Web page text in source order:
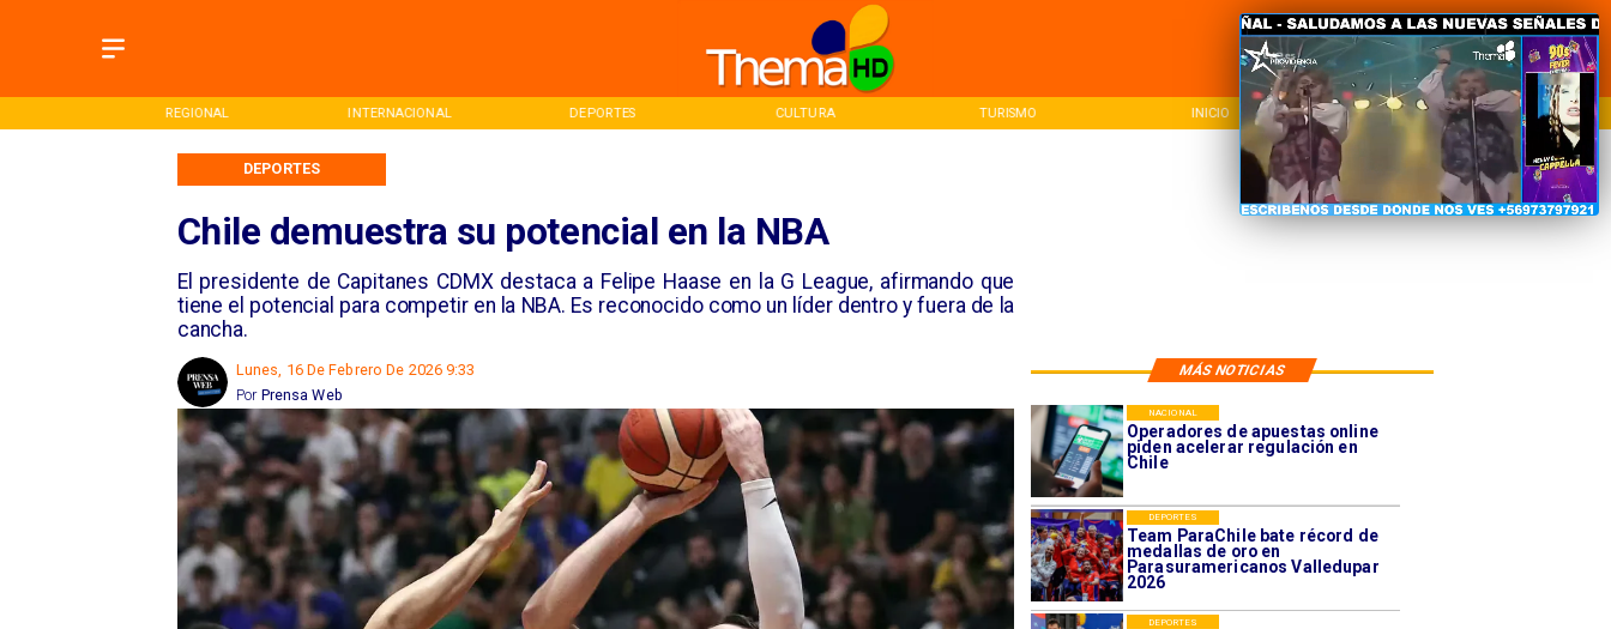
REGIONAL INTERNACIONAL DEPORTES CULTURA TURISMO INICIO NACIONAL
Chile demuestra su potencial en la NBA
El presidente de Capitanes CDMX destaca a Felipe Haase en la G League, afirmando que
tiene el potencial para competir en la NBA. Es reconocido como un líder dentro y fuera de la
cancha.
DEPORTES
MÁS NOTICIAS
Lunes, 16 De Febrero De 2026 9:33
Prensa Web
Por
Operadores de apuestas online
piden acelerar regulación en
Chile
NACIONAL
Team ParaChile bate récord de
medallas de oro en
Parasuramericanos Valledupar
2026
DEPORTES
DEPORTES